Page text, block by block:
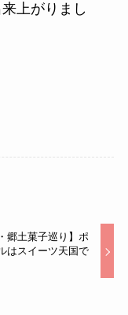
上がりまし
郷土菓子巡り】ポ
はスイーツ天国で